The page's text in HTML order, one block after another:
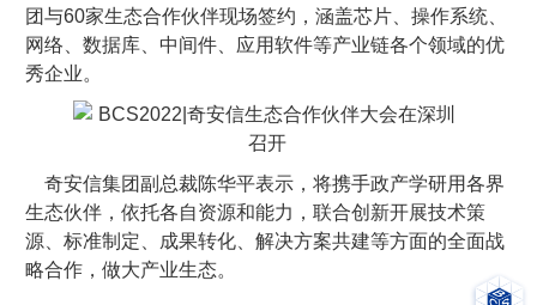
团与60家生态合作伙伴现场签约，涵盖芯片、操作系统、
网络、数据库、中间件、应用软件等产业链各个领域的优
秀企业。
奇安信集团副总裁陈华平表示，将携手政产学研用各界
生态伙伴，依托各自资源和能力，联合创新开展技术策
源、标准制定、成果转化、解决方案共建等方面的全面战
略合作，做大产业生态。